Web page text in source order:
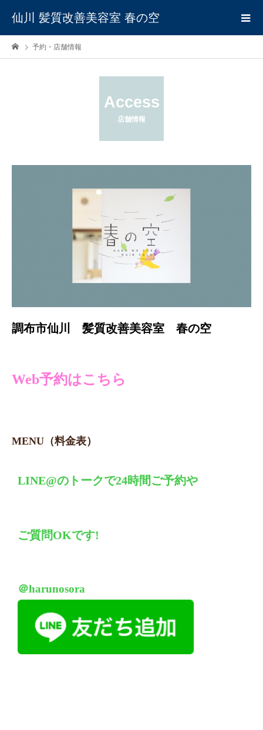
仙川 髪質改善美容室 春の空
予約・店舗情報
Access
店舗情報
調布市仙川 髪質改善美容室 春の空
Web予約はこちら
MENU（料金表）
LINE@の トークで24時間ご予約や
ご質問OKです!
＠harunosora